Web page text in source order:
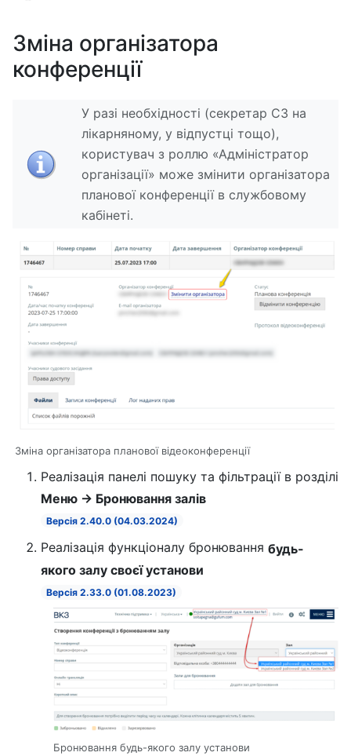
Зміна організатора
конференції
У разі необхідності (секретар СЗ на
лікарняному, у відпустці тощо),
користувач з роллю «Адміністратор
організації» може змінити організатора
планової конференції в службовому
кабінеті.
Зміна організатора планової відеоконференції
Реалізація панелі пошуку та фільтрації в розділі
Меню → Бронювання залів
Версія 2.40.0 (04.03.2024)
Реалізація функціоналу бронювання будь-
якого залу своєї установи
Версія 2.33.0 (01.08.2023)
Бронювання будь-якого залу установи